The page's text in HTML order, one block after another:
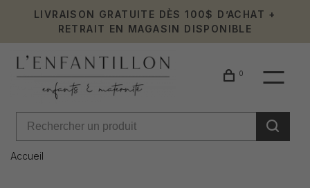
LIVRAISON GRATUITE DÈS 100$ D’ACHAT +
RETRAIT EN MAGASIN DISPONIBLE
0
Accueil